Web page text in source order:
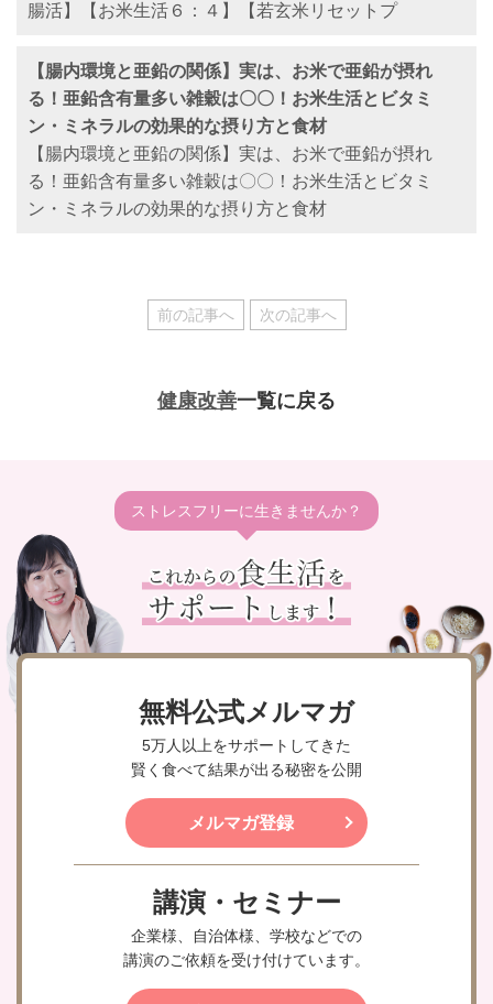
腸活】【お米生活６：４】【若玄米リセットプ
【腸内環境と亜鉛の関係】実は、お米で亜鉛が摂れ
る！亜鉛含有量多い雑穀は〇〇！お米生活とビタミ
ン・ミネラルの効果的な摂り方と食材
【腸内環境と亜鉛の関係】実は、お米で亜鉛が摂れ
る！亜鉛含有量多い雑穀は〇〇！お米生活とビタミ
ン・ミネラルの効果的な摂り方と食材
前の記事へ 次の記事へ
健康改善一覧に戻る
ストレスフリーに生きませんか？
無料公式メルマガ
5万人以上をサポートしてきた
賢く食べて結果が出る秘密を公開
メルマガ登録
講演・セミナー
企業様、自治体様、学校などでの
講演のご依頼を受け付けています。